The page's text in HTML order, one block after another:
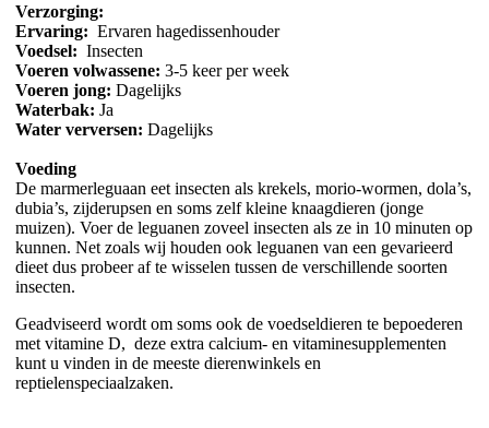
Verzorging:
Ervaring: Ervaren hagedissenhouder
Voedsel: Insecten
Voeren volwassene: 3-5 keer per week
Voeren jong: Dagelijks
Waterbak: Ja
Water verversen: Dagelijks
Voeding
De marmerleguaan eet insecten als krekels, morio-wormen, dola’s,
dubia’s, zijderupsen en soms zelf kleine knaagdieren (jonge
muizen). Voer de leguanen zoveel insecten als ze in 10 minuten op
kunnen. Net zoals wij houden ook leguanen van een gevarieerd
dieet dus probeer af te wisselen tussen de verschillende soorten
insecten.
Geadviseerd wordt om soms ook de voedseldieren te bepoederen
met vitamine D, deze extra calcium- en vitaminesupplementen
kunt u vinden in de meeste dierenwinkels en
reptielenspeciaalzaken.